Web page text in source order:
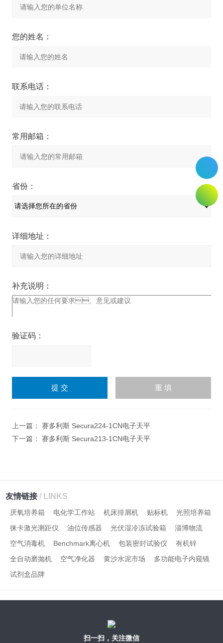
您的姓名：
联系电话：
常用邮箱：
省份：
详细地址：
补充说明：
验证码：
上一篇： 赛多利斯 Secura224-1CN电子天平
下一篇： 赛多利斯 Secura213-1CN电子天平
友情链接/ LINKS
厌氧培养箱 电化学工作站 机床排屑机 贴标机
光照培养箱
徕卡激光测距仪
油位传感器 光伏湿冷冻试验箱
淄博物流
空气消毒机
Benchmark离心机 包装密封试验仪
有机锌
全自动磨抛机
空气净化器 黄沙水泥市场
多功能电子内窥镜
试剂盒品牌
扫一扫，关注微信